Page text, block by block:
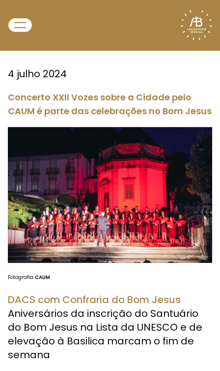
4 julho 2024
Concerto XXII Vozes sobre a Cidade pelo
CAUM é parte das celebrações no Bom Jesus
Fotografia CAUM
DACS com Confraria do Bom Jesus
Aniversários da inscrição do Santuário
do Bom Jesus na Lista da UNESCO e de
elevação à Basilica marcam o fim de
semana